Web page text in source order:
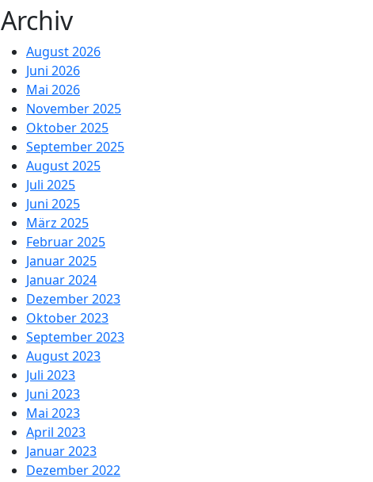
Archiv
August 2026
Juni 2026
Mai 2026
November 2025
Oktober 2025
September 2025
August 2025
Juli 2025
Juni 2025
März 2025
Februar 2025
Januar 2025
Januar 2024
Dezember 2023
Oktober 2023
September 2023
August 2023
Juli 2023
Juni 2023
Mai 2023
April 2023
Januar 2023
Dezember 2022